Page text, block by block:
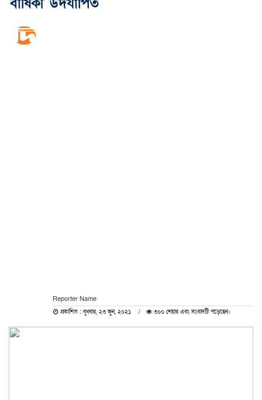
Reporter Name
প্রকাশিত : বুধবার, ২৩ জুন, ২০২১ ৩০০ শেয়ার এবং সংবাদটি পড়েছেন।